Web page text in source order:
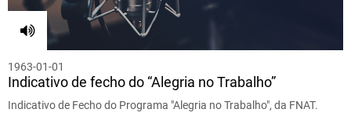
1963-01-01
Indicativo de fecho do “Alegria no Trabalho”
Indicativo de Fecho do Programa "Alegria no Trabalho", da FNAT.